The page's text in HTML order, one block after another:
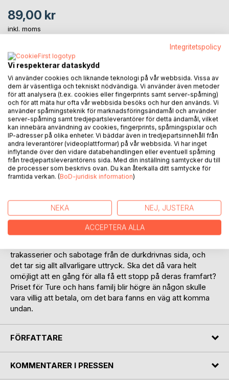
89,00 kr
inkl. moms
LÄGG I KUNDVAGNEN
Lägg till i kom-ihåglista
Recensera titel
Arvet efter Ture är sista delen i trilogin om Familjen Solklint.
Ture har hunnit bli medelålders och affärerna går fortsatt
trakasserier och sabotage från de durkdrivnas sida, och
det tar sig allt allvarligare uttryck. Ska det då vara helt
omöjligt att en gång för alla få ett stopp på deras framfart?
Priset för Ture och hans familj blir högre än någon skulle
vara villig att betala, om det bara fanns en väg att komma
undan.
FÖRFATTARE
KOMMENTARER I PRESSEN
Integritetspolicy
Vi respekterar dataskydd
Vi använder cookies och liknande teknologi på vår webbsida. Vissa av
dem är väsentliga och tekniskt nödvändiga. Vi använder även metoder
för att analysera (t.ex. cookies eller fingerprints samt server-spårning)
och för att mäta hur ofta vår webbsida besöks och hur den används. Vi
använder spårningsteknik för marknadsföringsändamål och använder
server-spårning samt tredjepartsleverantörer för detta ändamål, vilket
kan innebära användning av cookies, fingerprints, spårningspixlar och
IP-adresser på olika enheter. Vi bäddar även in tredjepartsinnehåll från
andra leverantörer (videoplattformar) på vår webbsida. Vi har inget
inflytande över den vidare databehandlingen eller eventuell spårning
från tredjepartsleverantörens sida. Med din inställning samtycker du till
de processer som beskrivs ovan. Du kan återkalla ditt samtycke för
framtida verkan. (BoD-juridisk information)
NEKA NEJ, JUSTERA
ACCEPTERA ALLA